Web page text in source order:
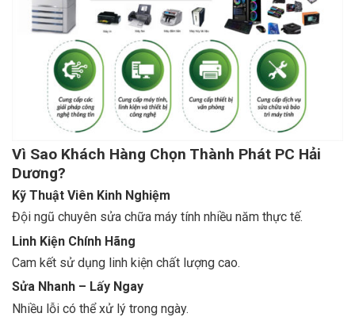
Vì Sao Khách Hàng Chọn Thành Phát PC Hải
Dương?
Kỹ Thuật Viên Kinh Nghiệm
Đội ngũ chuyên sửa chữa máy tính nhiều năm thực tế.
Linh Kiện Chính Hãng
Cam kết sử dụng linh kiện chất lượng cao.
Sửa Nhanh – Lấy Ngay
Nhiều lỗi có thể xử lý trong ngày.